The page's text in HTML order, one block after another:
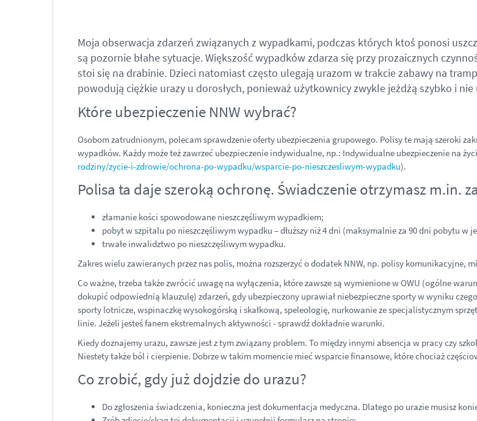
Moja obserwacja zdarzeń związanych z wypadkami, podczas których ktoś ponosi
są pozornie błahe sytuacje. Większość wypadków zdarza się przy prozaicznych
stoi się na drabinie. Dzieci natomiast często ulegają urazom w trakcie zabawy na
powodują ciężkie urazy u dorosłych, ponieważ użytkownicy zwykle jeżdżą szybko i
Które ubezpieczenie NNW wybrać?
Osobom zatrudnionym, polecam sprawdzenie oferty ubezpieczenia grupowego. Polisy te mają szeroki
wypadków. Każdy może też zawrzeć ubezpieczenie indywidualne, np.: Indywidualne ubezpieczenie na
rodziny/zycie-i-zdrowie/ochrona-po-wypadku/wsparcie-po-nieszczesliwym-wypadku).
Polisa ta daje szeroką ochronę. Świadczenie otrzymasz m.in.
złamanie kości spowodowane nieszczęśliwym wypadkiem;
pobyt w szpitalu po nieszczęśliwym wypadku – dłuższy niż 4 dni (maksymalnie za 90 dni pobytu w
trwałe inwalidztwo po nieszczęśliwym wypadku.
Zakres wielu zawieranych przez nas polis, można rozszerzyć o dodatek NNW, np. polisy komunikacyjne,
Co ważne, trzeba także zwrócić uwagę na wyłączenia, które zawsze są wymienione w OWU (ogólne
dokupić odpowiednią klauzulę) zdarzeń, gdy ubezpieczony uprawiał niebezpieczne sporty w wyniku
sporty lotnicze, wspinaczkę wysokogórską i skałkową, speleologię, nurkowanie ze specjalistycznym
linie. Jeżeli jesteś fanem ekstremalnych aktywności - sprawdź dokładnie warunki.
Kiedy doznajemy urazu, zawsze jest z tym związany problem. To między innymi absencja w pracy czy
Niestety także ból i cierpienie. Dobrze w takim momencie mieć wsparcie finansowe, które chociaż
Co zrobić, gdy już dojdzie do urazu?
Do zgłoszenia świadczenia, konieczna jest dokumentacja medyczna. Dlatego po urazie musisz